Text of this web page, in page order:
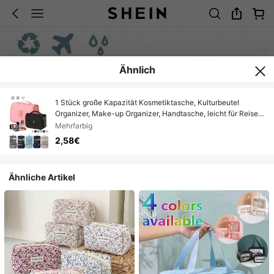
Ähnlich
1 Stück große Kapazität Kosmetiktasche, Kulturbeutel
Organizer, Make-up Organizer, Handtasche, leicht für Reisen
& Zuhause, Reiseaccessoires, Schmuckorganizer, Lipgloss
Organizer, Nagellack Organizer, Make-up
Aufbewahrungsorganizer, Geschenk für Feiertage
Mehrfarbig
2,58€
Ähnliche Artikel